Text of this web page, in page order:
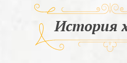
История